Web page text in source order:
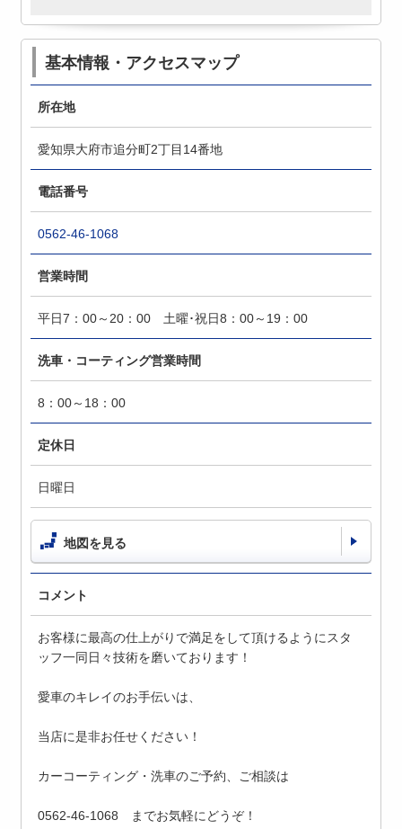
基本情報・アクセスマップ
所在地
愛知県大府市追分町2丁目14番地
電話番号
0562-46-1068
営業時間
平日7：00～20：00 土曜･祝日8：00～19：00
洗車・コーティング営業時間
8：00～18：00
定休日
日曜日
地図を見る
コメント
お客様に最高の仕上がりで満足をして頂けるようにスタ
ッフ一同日々技術を磨いております！
愛車のキレイのお手伝いは、
当店に是非お任せください！
カーコーティング・洗車のご予約、ご相談は
0562-46-1068 までお気軽にどうぞ！